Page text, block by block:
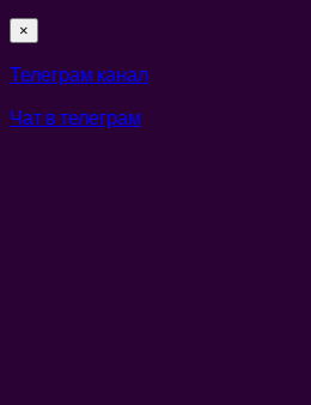
×
Телеграм канал
Чат в телеграм